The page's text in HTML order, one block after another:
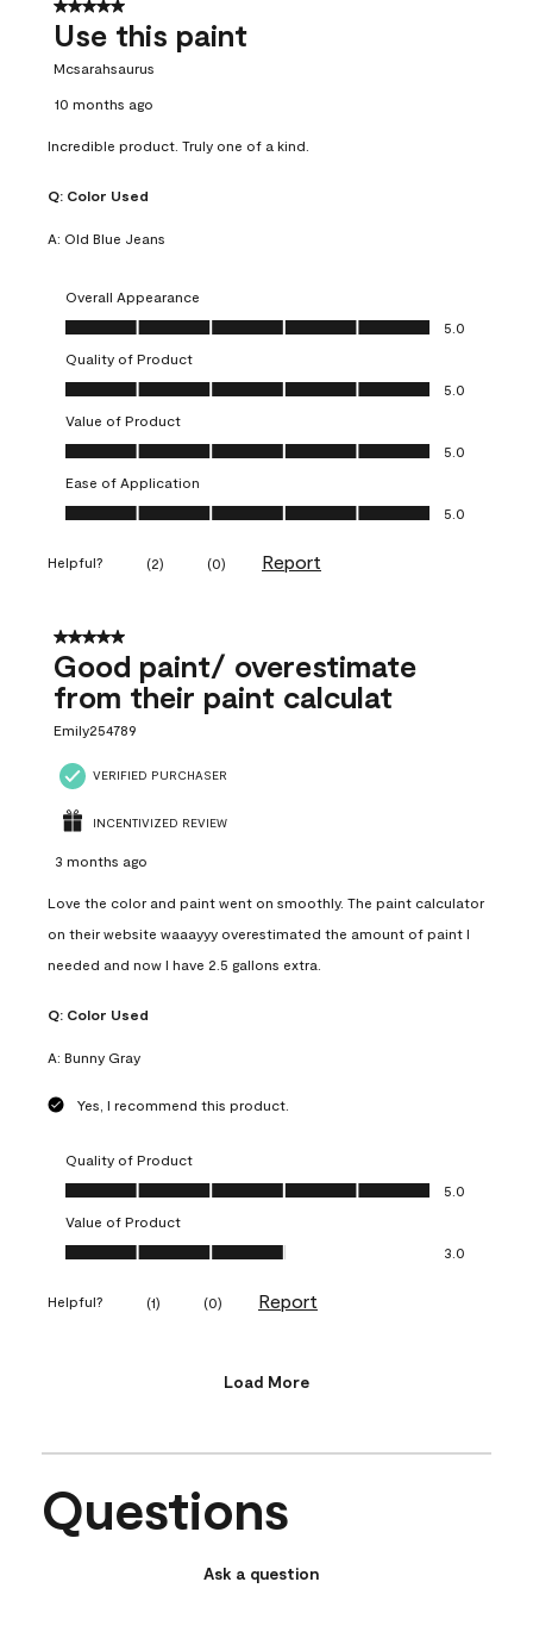
5 out of 5 stars.
Use this paint
Mcsarahsaurus
10 months ago
Incredible product. Truly one of a kind.
Q: Color Used
A: Old Blue Jeans
Overall Appearance
Overall Appearance, 5.0 out of 5
5.0
Quality of Product
Quality of Product, 5.0 out of 5
5.0
Value of Product
Value of Product, 5.0 out of 5
5.0
Ease of Application
Ease of Application, 5.0 out of 5
5.0
Helpful? (2) (0) Report
5 out of 5 stars.
Good paint/ overestimate
from their paint calculat
Emily254789
VERIFIED PURCHASER
INCENTIVIZED REVIEW
3 months ago
Love the color and paint went on smoothly. The paint calculator
on their website waaayyy overestimated the amount of paint I
needed and now I have 2.5 gallons extra.
Q: Color Used
A: Bunny Gray
Yes, I recommend this product.
Quality of Product
Quality of Product, 5.0 out of 5
5.0
Value of Product
Value of Product, 3.0 out of 5
3.0
Helpful? (1) (0) Report
Load More
Questions
Ask a question